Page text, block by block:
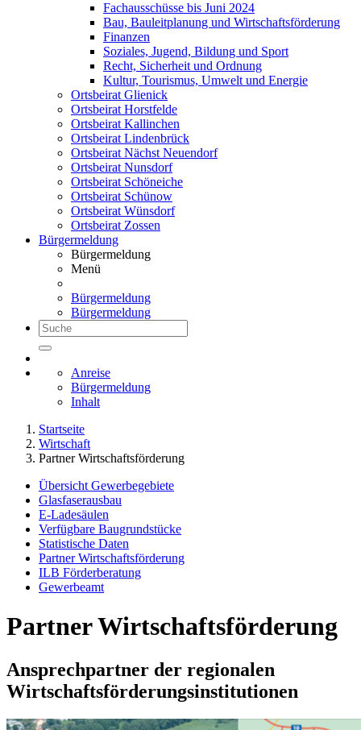
Fachausschüsse bis Juni 2024
Bau, Bauleitplanung und Wirtschaftsförderung
Finanzen
Soziales, Jugend, Bildung und Sport
Recht, Sicherheit und Ordnung
Kultur, Tourismus, Umwelt und Energie
Ortsbeirat Glienick
Ortsbeirat Horstfelde
Ortsbeirat Kallinchen
Ortsbeirat Lindenbrück
Ortsbeirat Nächst Neuendorf
Ortsbeirat Nunsdorf
Ortsbeirat Schöneiche
Ortsbeirat Schünow
Ortsbeirat Wünsdorf
Ortsbeirat Zossen
Bürgermeldung
Bürgermeldung
Menü
Bürgermeldung
Bürgermeldung
Anreise
Bürgermeldung
Inhalt
Startseite
Wirtschaft
Partner Wirtschaftsförderung
Übersicht Gewerbegebiete
Glasfaserausbau
E-Ladesäulen
Verfügbare Baugrundstücke
Statistische Daten
Partner Wirtschaftsförderung
ILB Förderberatung
Gewerbeamt
Partner Wirtschaftsförderung
Ansprechpartner der regionalen
Wirtschaftsförderungsinstitutionen